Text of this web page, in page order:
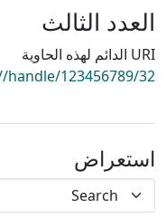
الإحصائيات
العدد الثالث
URI الدائم لهذه الحاوية
123456789/32
استعراض